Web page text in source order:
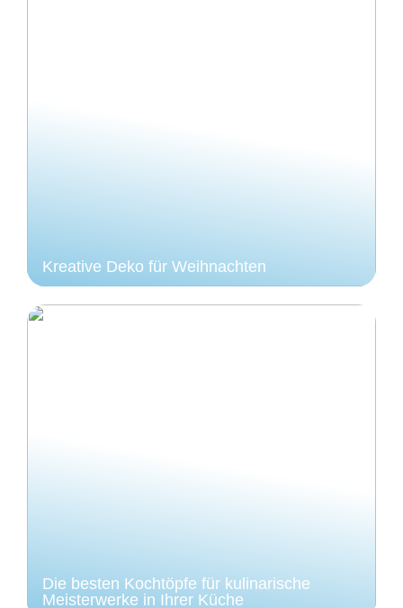
Kreative Deko für Weihnachten
Die besten Kochtöpfe für kulinarische
Meisterwerke in Ihrer Küche